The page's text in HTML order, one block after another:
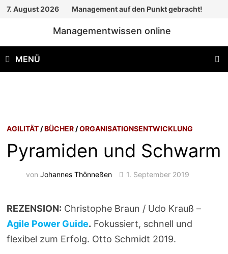
Zum
7. August 2026 Management auf den Punkt gebracht!
Managementwissen online
MENÜ
AGILITÄT /BÜCHER /ORGANISATIONSENTWICKLUNG
Pyramiden und Schwarm
vonJohannes Thönneßen 1. September 2019
REZENSION: Christophe Braun / Udo Krauß –
Agile Power Guide. Fokussiert, schnell und
flexibel zum Erfolg. Otto Schmidt 2019.